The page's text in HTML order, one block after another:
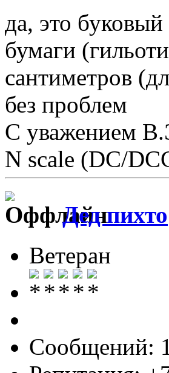
да, это
бумаги
сантиметров
без проблем
С уважением
N scale (DC/
Дед пихто
Ветеран
Сообщений: